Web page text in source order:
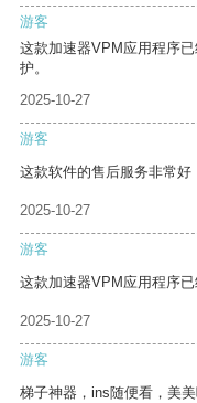
游客
这款加速器VPM应用程序
护。
2025-10-27
游客
这款软件的售后服务非常好
2025-10-27
游客
这款加速器VPM应用程序
2025-10-27
游客
梯子神器，ins随便看，美美